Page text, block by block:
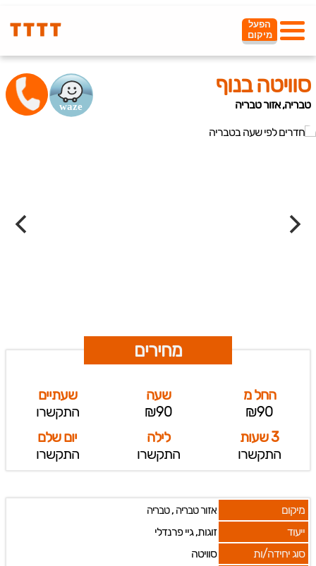
הפעל
מיקום
סוויטה בנוף
טבריה, אזור טבריה
מחירים
החל מ
₪90
שעה
₪90
שעתיים
התקשרו
3 שעות
התקשרו
לילה
התקשרו
יום שלם
התקשרו
מיקום אזור טבריה,טבריה
ייעוד
זוגות, גיי פרנדלי
סוג יחידה/ות
סוויטה